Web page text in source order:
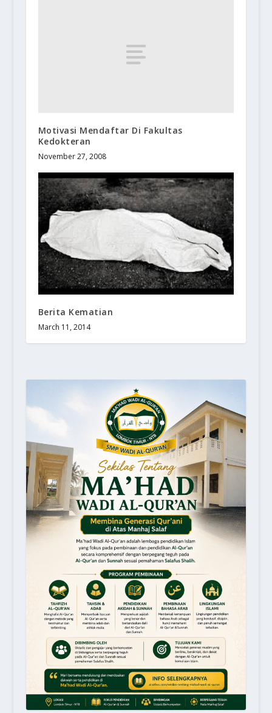
Motivasi Mendaftar Di Fakultas
Kedokteran
November 27, 2008
Berita Kematian
March 11, 2014